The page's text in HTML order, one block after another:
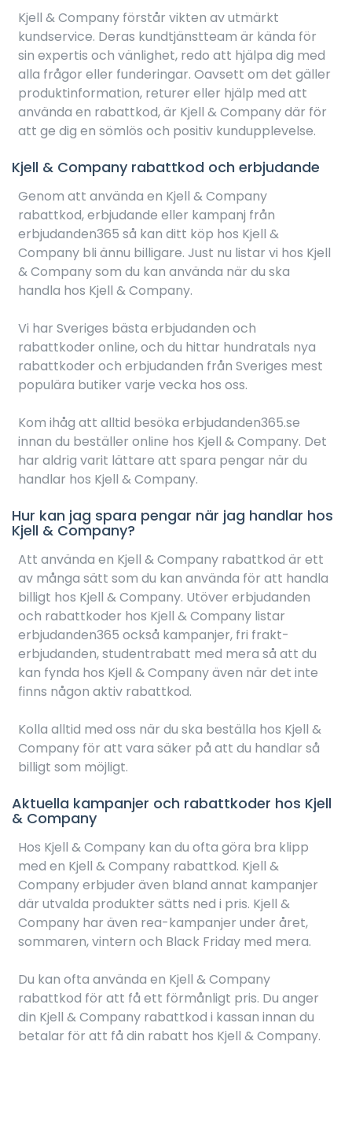
Kjell & Company förstår vikten av utmärkt
kundservice. Deras kundtjänstteam är kända för
sin expertis och vänlighet, redo att hjälpa dig med
alla frågor eller funderingar. Oavsett om det gäller
produktinformation, returer eller hjälp med att
använda en rabattkod, är Kjell & Company där för
att ge dig en sömlös och positiv kundupplevelse.
Kjell & Company rabattkod och erbjudande
Genom att använda en Kjell & Company
rabattkod, erbjudande eller kampanj från
erbjudanden365 så kan ditt köp hos Kjell &
Company bli ännu billigare. Just nu listar vi hos Kjell
& Company som du kan använda när du ska
handla hos Kjell & Company.
Vi har Sveriges bästa erbjudanden och
rabattkoder online, och du hittar hundratals nya
rabattkoder och erbjudanden från Sveriges mest
populära butiker varje vecka hos oss.
Kom ihåg att alltid besöka erbjudanden365.se
innan du beställer online hos Kjell & Company. Det
har aldrig varit lättare att spara pengar när du
handlar hos Kjell & Company.
Hur kan jag spara pengar när jag handlar hos
Kjell & Company?
Att använda en Kjell & Company rabattkod är ett
av många sätt som du kan använda för att handla
billigt hos Kjell & Company. Utöver erbjudanden
och rabattkoder hos Kjell & Company listar
erbjudanden365 också kampanjer, fri frakt-
erbjudanden, studentrabatt med mera så att du
kan fynda hos Kjell & Company även när det inte
finns någon aktiv rabattkod.
Kolla alltid med oss när du ska beställa hos Kjell &
Company för att vara säker på att du handlar så
billigt som möjligt.
Aktuella kampanjer och rabattkoder hos Kjell
& Company
Hos Kjell & Company kan du ofta göra bra klipp
med en Kjell & Company rabattkod. Kjell &
Company erbjuder även bland annat kampanjer
där utvalda produkter sätts ned i pris. Kjell &
Company har även rea-kampanjer under året,
sommaren, vintern och Black Friday med mera.
Du kan ofta använda en Kjell & Company
rabattkod för att få ett förmånligt pris. Du anger
din Kjell & Company rabattkod i kassan innan du
betalar för att få din rabatt hos Kjell & Company.